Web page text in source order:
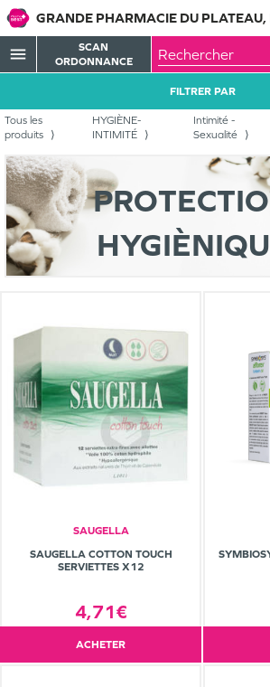
GRANDE PHARMACIE DU PLATEAU,
menu
SCAN
ORDONNANCE
Tous les
produits
HYGIÈNE-
INTIMITÉ
Intimité -
Sexualité
FILTRER PAR
SAUGELLA
SAUGELLA COTTON TOUCH
SERVIETTES X12
4,71€
ACHETER